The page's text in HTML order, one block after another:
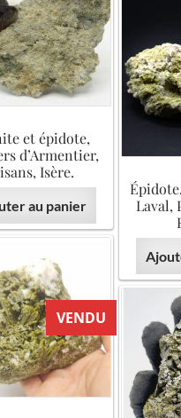
et épidote,
d’Armentier,
Isère.
au panier
Laval,
VENDU